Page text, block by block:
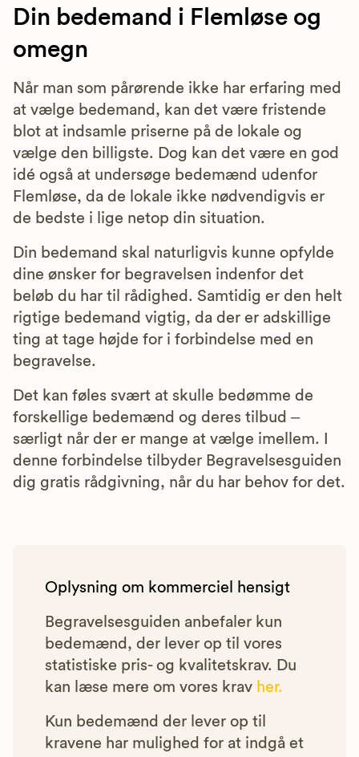
Din bedemand i Flemløse og
omegn
Når man som pårørende ikke har erfaring med
at vælge bedemand, kan det være fristende
blot at indsamle priserne på de lokale og
vælge den billigste. Dog kan det være en god
idé også at undersøge bedemænd udenfor
Flemløse, da de lokale ikke nødvendigvis er
de bedste i lige netop din situation.
Din bedemand skal naturligvis kunne opfylde
dine ønsker for begravelsen indenfor det
beløb du har til rådighed. Samtidig er den helt
rigtige bedemand vigtig, da der er adskillige
ting at tage højde for i forbindelse med en
begravelse.
Det kan føles svært at skulle bedømme de
forskellige bedemænd og deres tilbud –
særligt når der er mange at vælge imellem. I
denne forbindelse tilbyder Begravelsesguiden
dig gratis rådgivning, når du har behov for det.
Oplysning om kommerciel hensigt
Begravelsesguiden anbefaler kun
bedemænd, der lever op til vores
statistiske pris- og kvalitetskrav. Du
kan læse mere om vores krav her.
Kun bedemænd der lever op til
kravene har mulighed for at indgå et